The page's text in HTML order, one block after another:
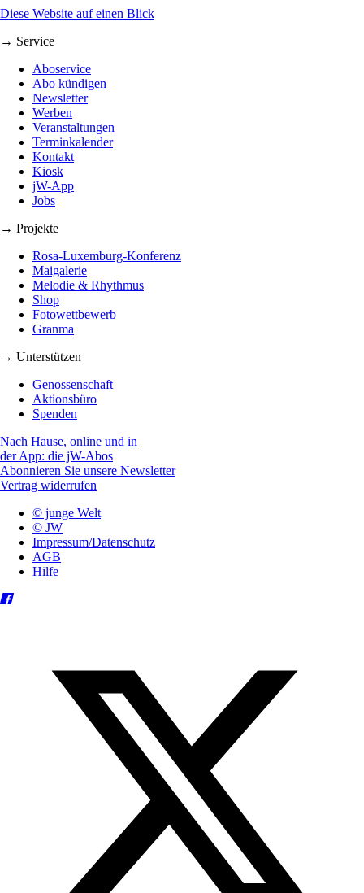
Diese Website auf einen Blick
→ Service
Aboservice
Abo kündigen
Newsletter
Werben
Veranstaltungen
Terminkalender
Kontakt
Kiosk
jW-App
Jobs
→ Projekte
Rosa-Luxemburg-Konferenz
Maigalerie
Melodie & Rhythmus
Shop
Fotowettbewerb
Granma
→ Unterstützen
Genossenschaft
Aktionsbüro
Spenden
Nach Hause, online und in
der App: die jW-Abos
Abonnieren Sie unsere Newsletter
Vertrag widerrufen
© junge Welt
© JW
Impressum/Datenschutz
AGB
Hilfe